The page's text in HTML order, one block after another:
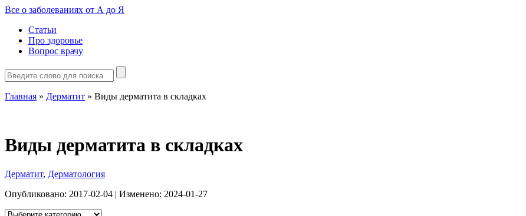
Все о заболеваниях от А до Я
Статьи
Про здоровье
Вопрос врачу
Главная » Дерматит » Виды дерматита в складках
Виды дерматита в складках
Дерматит, Дерматология
Опубликовано: 2017-02-04 | Изменено: 2024-01-27